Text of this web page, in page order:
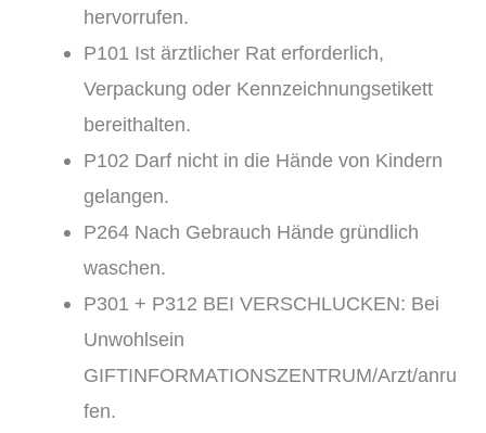
hervorrufen.
P101 Ist ärztlicher Rat erforderlich,
Verpackung oder Kennzeichnungsetikett
bereithalten.
P102 Darf nicht in die Hände von Kindern
gelangen.
P264 Nach Gebrauch Hände gründlich
waschen.
P301 + P312 BEI VERSCHLUCKEN: Bei
Unwohlsein
GIFTINFORMATIONSZENTRUM/Arzt/anru
fen.